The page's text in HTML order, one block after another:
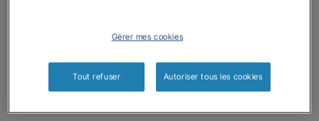
Gérer mes cookies
Tout refuser Autoriser tous les cookies